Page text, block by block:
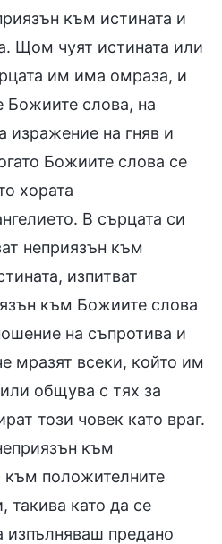
към истината и
Щом чуят истината или
им има омраза, и
Божиите слова, на
изражение на гняв и
Божиите слова се
хората
В сърцата си
неприязън към
изпитват
към Божиите слова
на съпротива и
мразят всеки, който им
общува с тях за
този човек като враг.
към
към положителните
такива като да се
изпълняваш предано